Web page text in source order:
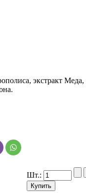
экстракт Меда,
Шт.: